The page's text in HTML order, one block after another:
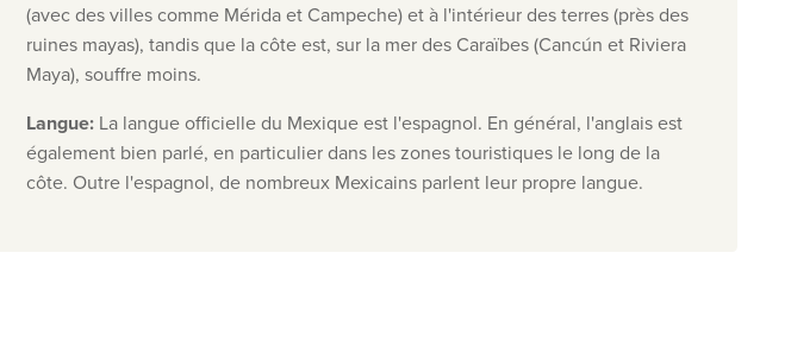
(avec des villes comme Mérida et Campeche) et à l'intérieur des terres (près des
ruines mayas), tandis que la côte est, sur la mer des Caraïbes (Cancún et Riviera
Maya), souffre moins.
Langue: La langue officielle du Mexique est l'espagnol. En général, l'anglais est
également bien parlé, en particulier dans les zones touristiques le long de la
côte. Outre l'espagnol, de nombreux Mexicains parlent leur propre langue.